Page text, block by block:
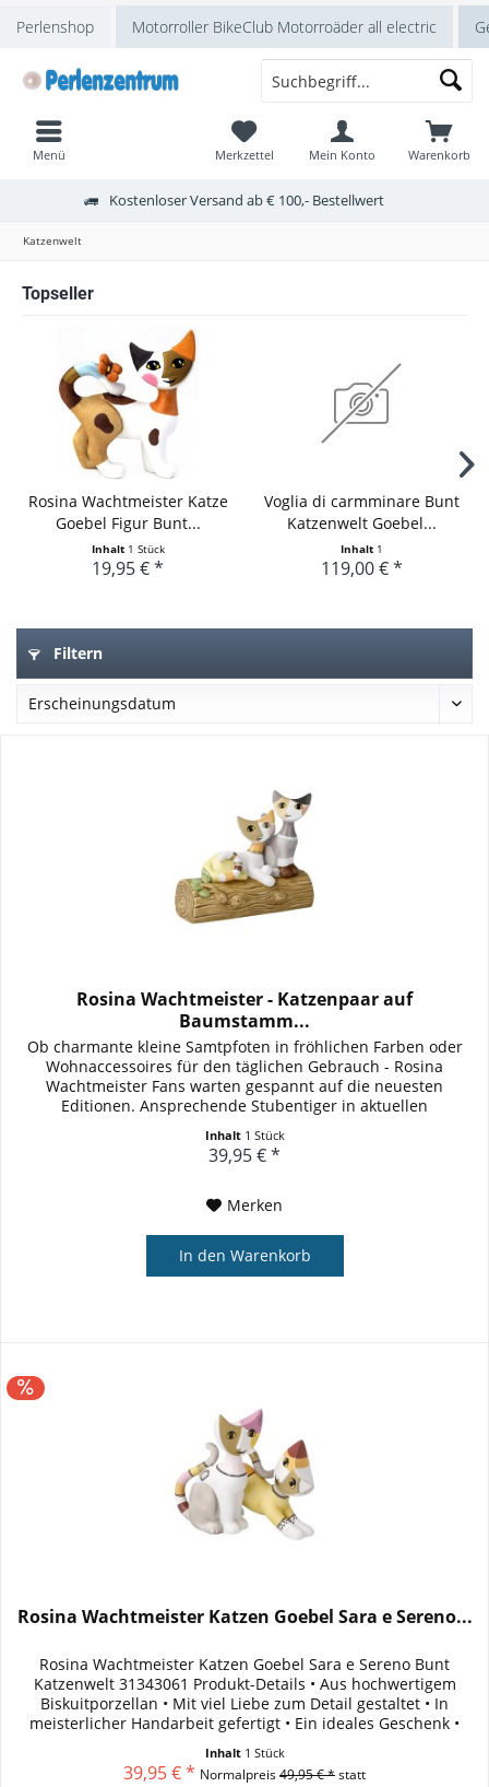
Perlenshop Motorroller BikeClub Motorroäder all electric
Kostenloser Versand ab € 100,- Bestellwert
Warenkorb
Merkzettel Mein Konto
Menü
Katzenwelt
Topseller
Rosina Wachtmeister Katze
Goebel Figur Bunt...
Inhalt 1 Stück
19,95 € *
Voglia di carmminare Bunt
Katzenwelt Goebel...
Inhalt 1
119,00 € *
Filtern
Rosina Wachtmeister - Katzenpaar auf
Baumstamm...
Ob charmante kleine Samtpfoten in fröhlichen Farben oder
Wohnaccessoires für den täglichen Gebrauch - Rosina
Wachtmeister Fans warten gespannt auf die neuesten
Editionen. Ansprechende Stubentiger in aktuellen
Inhalt 1 Stück
39,95 € *
Merken
In den Warenkorb
Rosina Wachtmeister Katzen Goebel Sara e Sereno...
Rosina Wachtmeister Katzen Goebel Sara e Sereno Bunt
Katzenwelt 31343061 Produkt-Details • Aus hochwertigem
Biskuitporzellan • Mit viel Liebe zum Detail gestaltet • In
meisterlicher Handarbeit gefertigt • Ein ideales Geschenk •
Inhalt 1 Stück
39,95 € * Normalpreis49,95 € *statt